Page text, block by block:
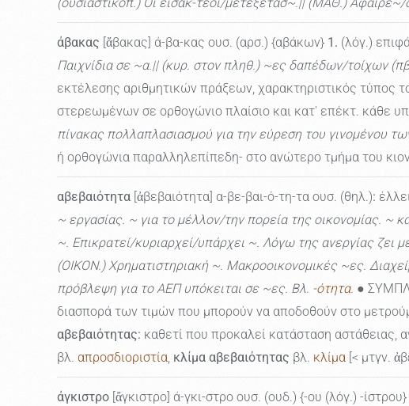
άβακας [ἄβακας] ά-βα-κας ουσ. (αρσ.) {αβάκων} 1. (λόγ.)
Παιχνίδια σε ~α.|| (κυρ. στον πληθ.) ~ες δαπέδων/τοίχων
εκτέλεσης αριθμητικών πράξεων, χαρακτηριστικός τύπος
στερεωμένων σε ορθογώνιο πλαίσιο και κατ' επέκτ. κάθε
πίνακας πολλαπλασιασμού για την εύρεση του γινομένου
ή ορθογώνια παραλληλεπίπεδη- στο ανώτερο τμήμα του
αβεβαιότητα [ἀβεβαιότητα] α-βε-βαι-ό-τη-τα ουσ. (θηλ.):
~ εργασίας. ~ για το μέλλον/την πορεία της οικονομίας. ~
~. Επικρατεί/κυριαρχεί/υπάρχει ~. Λόγω της ανεργίας ζει
(ΟΙΚΟΝ.) Χρηματιστηριακή ~. Μακροοικονομικές ~ες.
πρόβλεψη για το ΑΕΠ υπόκειται σε ~ες. Βλ. -ότητα. ●
διασπορά των τιμών που μπορούν να αποδοθούν στο
αβεβαιότητας: καθετί που προκαλεί κατάσταση αστάθειας,
βλ. απροσδιοριστία, κλίμα αβεβαιότητας βλ. κλίμα [< μτγν.
άγκιστρο [ἄγκιστρο] ά-γκι-στρο ουσ. (ουδ.) {-ου (λόγ.) -